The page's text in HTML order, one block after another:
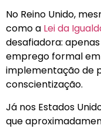
No Reino Unido,
como a Lei da
desafiadora:
emprego formal em
implementação de
conscientização.
Já nos Estados
que